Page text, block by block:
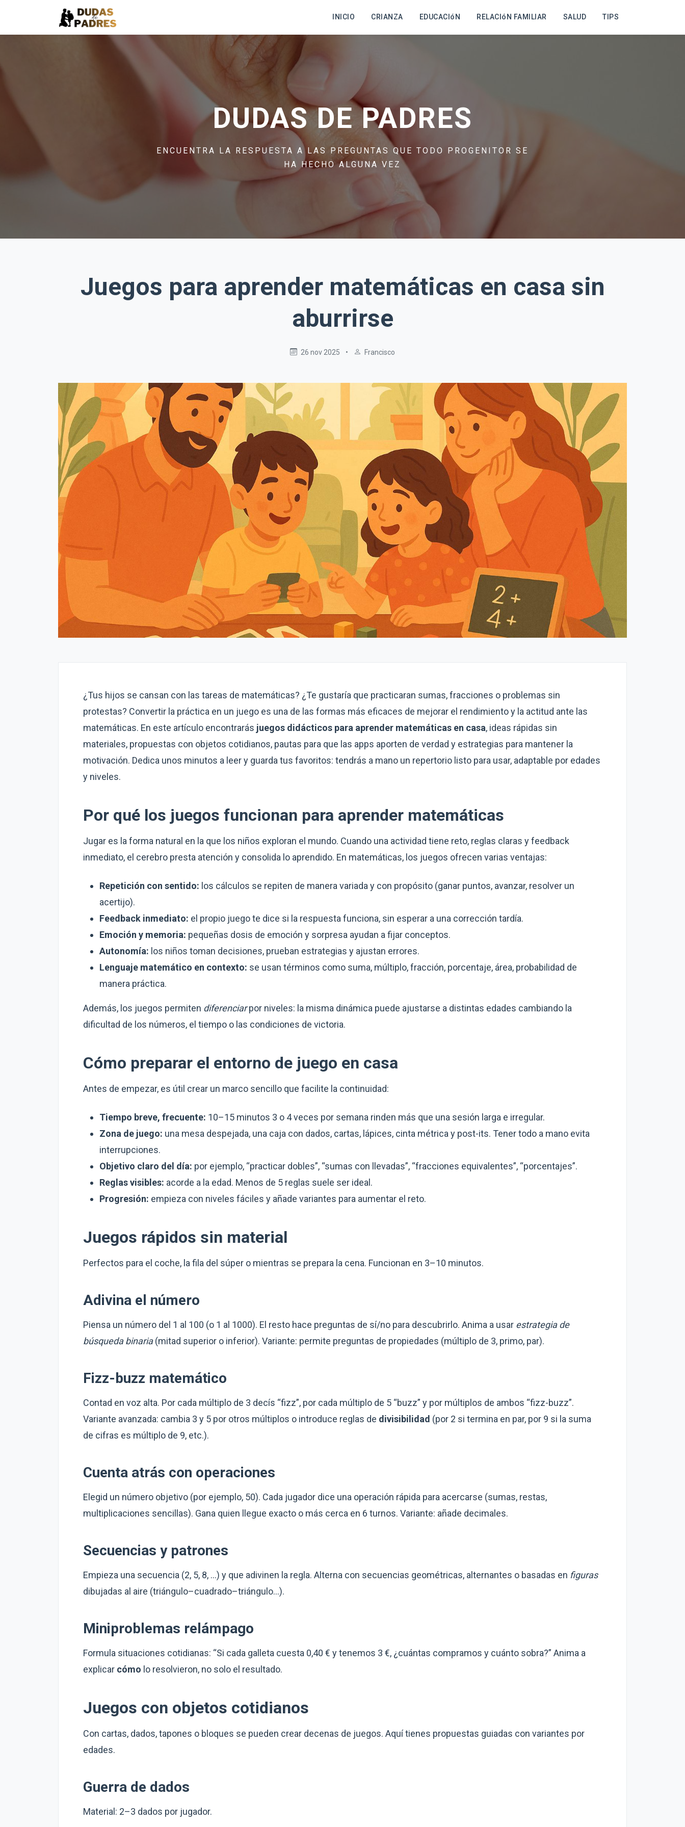
INICIO CRIANZA EDUCACIóN RELACIóN FAMILIAR SALUD TIPS
DUDAS DE PADRES
ENCUENTRA LA RESPUESTA A LAS PREGUNTAS QUE TODO PROGENITOR SE
HA HECHO ALGUNA VEZ
Juegos para aprender matemáticas en casa sin
aburrirse
26 nov 2025 • Francisco
¿Tus hijos se cansan con las tareas de matemáticas? ¿Te gustaría que practicaran sumas, fracciones o problemas sin
protestas? Convertir la práctica en un juego es una de las formas más eficaces de mejorar el rendimiento y la actitud ante las
matemáticas. En este artículo encontrarás juegos didácticos para aprender matemáticas en casa, ideas rápidas sin
materiales, propuestas con objetos cotidianos, pautas para que las apps aporten de verdad y estrategias para mantener la
motivación. Dedica unos minutos a leer y guarda tus favoritos: tendrás a mano un repertorio listo para usar, adaptable por edades
y niveles.
Por qué los juegos funcionan para aprender matemáticas
Jugar es la forma natural en la que los niños exploran el mundo. Cuando una actividad tiene reto, reglas claras y feedback
inmediato, el cerebro presta atención y consolida lo aprendido. En matemáticas, los juegos ofrecen varias ventajas:
Repetición con sentido: los cálculos se repiten de manera variada y con propósito (ganar puntos, avanzar, resolver un
acertijo).
Feedback inmediato: el propio juego te dice si la respuesta funciona, sin esperar a una corrección tardía.
Emoción y memoria: pequeñas dosis de emoción y sorpresa ayudan a fijar conceptos.
Autonomía: los niños toman decisiones, prueban estrategias y ajustan errores.
Lenguaje matemático en contexto: se usan términos como suma, múltiplo, fracción, porcentaje, área, probabilidad de
manera práctica.
Además, los juegos permiten diferenciarpor niveles: la misma dinámica puede ajustarse a distintas edades cambiando la
dificultad de los números, el tiempo o las condiciones de victoria.
Cómo preparar el entorno de juego en casa
Antes de empezar, es útil crear un marco sencillo que facilite la continuidad:
Tiempo breve, frecuente: 10–15 minutos 3 o 4 veces por semana rinden más que una sesión larga e irregular.
Zona de juego: una mesa despejada, una caja con dados, cartas, lápices, cinta métrica y post-its. Tener todo a mano evita
interrupciones.
Objetivo claro del día: por ejemplo, “practicar dobles”, “sumas con llevadas”, “fracciones equivalentes”, “porcentajes”.
Reglas visibles: acorde a la edad. Menos de 5 reglas suele ser ideal.
Progresión: empieza con niveles fáciles y añade variantes para aumentar el reto.
Juegos rápidos sin material
Perfectos para el coche, la fila del súper o mientras se prepara la cena. Funcionan en 3–10 minutos.
Adivina el número
Piensa un número del 1 al 100 (o 1 al 1000). El resto hace preguntas de sí/no para descubrirlo. Anima a usar estrategia de
búsqueda binaria(mitad superior o inferior). Variante: permite preguntas de propiedades (múltiplo de 3, primo, par).
Fizz-buzz matemático
Contad en voz alta. Por cada múltiplo de 3 decís “fizz”, por cada múltiplo de 5 “buzz” y por múltiplos de ambos “fizz-buzz”.
Variante avanzada: cambia 3 y 5 por otros múltiplos o introduce reglas de divisibilidad (por 2 si termina en par, por 9 si la suma
de cifras es múltiplo de 9, etc.).
Cuenta atrás con operaciones
Elegid un número objetivo (por ejemplo, 50). Cada jugador dice una operación rápida para acercarse (sumas, restas,
multiplicaciones sencillas). Gana quien llegue exacto o más cerca en 6 turnos. Variante: añade decimales.
Secuencias y patrones
Empieza una secuencia (2, 5, 8, …) y que adivinen la regla. Alterna con secuencias geométricas, alternantes o basadas en figuras
dibujadas al aire (triángulo–cuadrado–triángulo…).
Miniproblemas relámpago
Formula situaciones cotidianas: “Si cada galleta cuesta 0,40 € y tenemos 3 €, ¿cuántas compramos y cuánto sobra?” Anima a
explicar cómo lo resolvieron, no solo el resultado.
Juegos con objetos cotidianos
Con cartas, dados, tapones o bloques se pueden crear decenas de juegos. Aquí tienes propuestas guiadas con variantes por
edades.
Guerra de dados
Material: 2–3 dados por jugador.